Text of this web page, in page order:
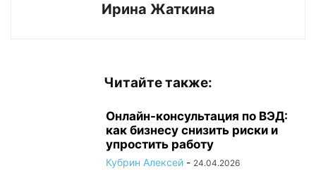
Ирина Жаткина
Читайте также:
Онлайн-консультация по ВЭД:
как бизнесу снизить риски и
упростить работу
Кубрин Алексей - 24.04.2026